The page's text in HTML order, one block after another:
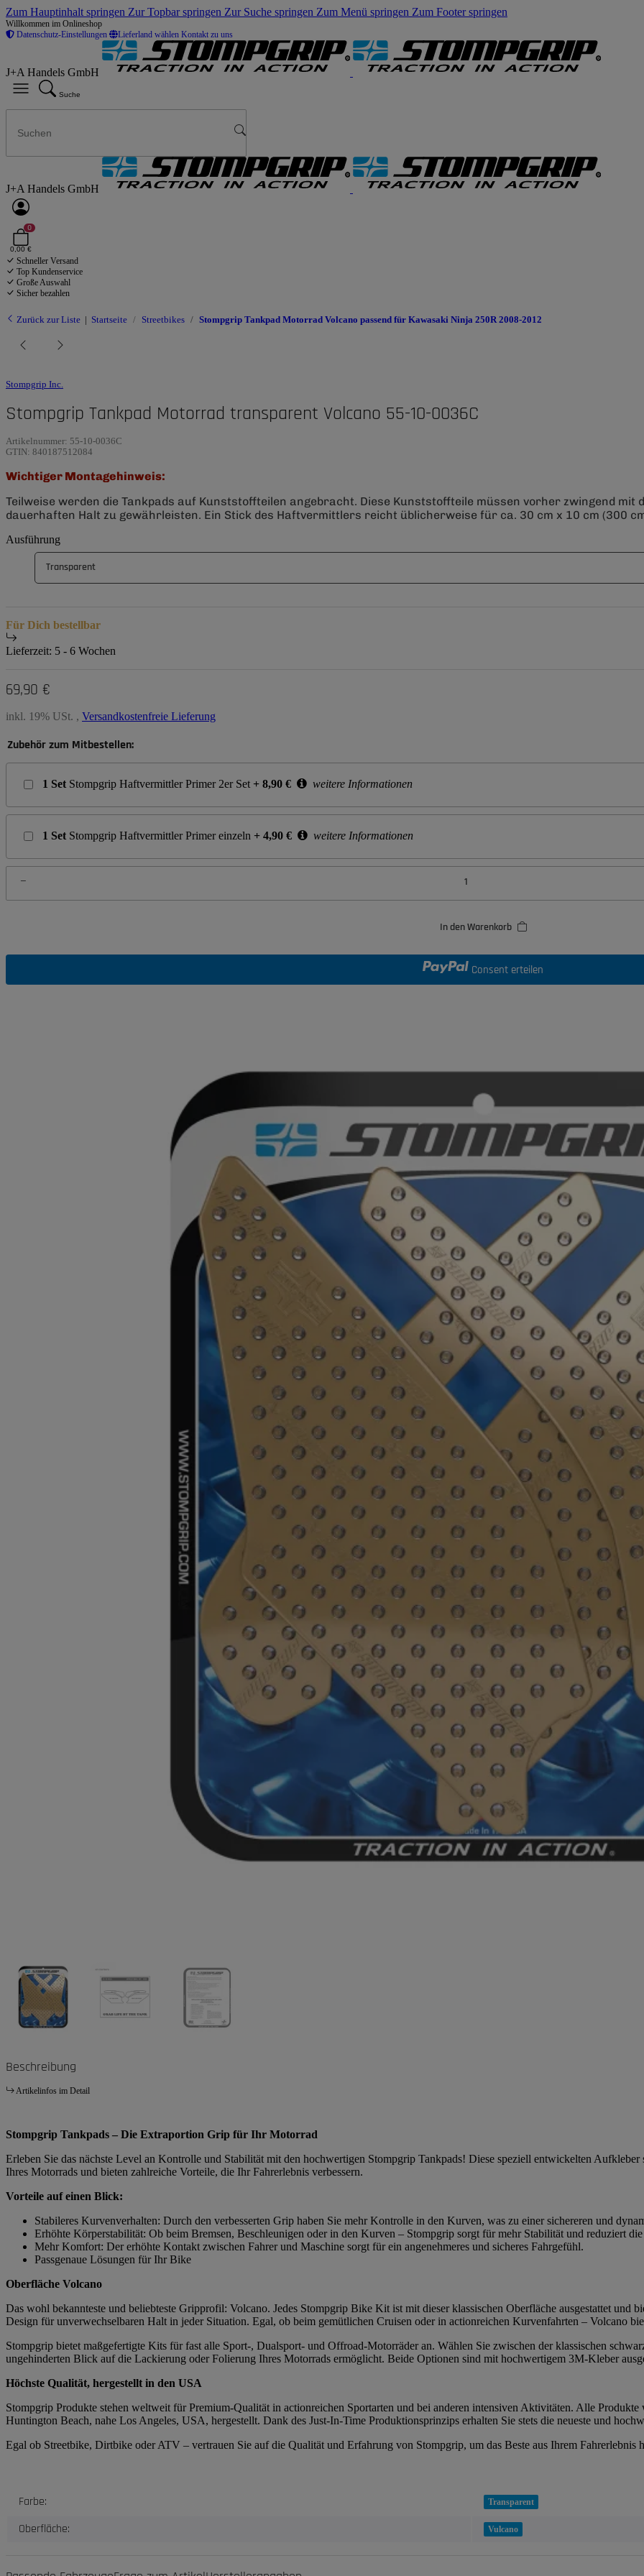
Zum Hauptinhalt springen Zur Topbar springen Zur Suche springen Zum Menü springen Zum Footer springen
Willkommen im Onlineshop
Datenschutz-Einstellungen
Lieferland wählen Kontakt zu uns
J+A Handels GmbH
Suche
J+A Handels GmbH
0
0,00 €
Schneller Versand
Top Kundenservice
Große Auswahl
Sicher bezahlen
Zurück zur Liste Startseite Streetbikes Stompgrip Tankpad Motorrad Volcano passend für Kawasaki Ninja 250R 2008-2012
Stompgrip Inc.
Stompgrip Tankpad Motorrad transparent Volcano 55-10-0036C
Artikelnummer: 55-10-0036C
GTIN: 840187512084
Wichtiger Montagehinweis:
Teilweise werden die Tankpads auf Kunststoffteilen angebracht. Diese Kunststoffteile müssen vorher zwingend
dauerhaften Halt zu gewährleisten. Ein Stick des Haftvermittlers reicht üblicherweise für ca. 30 cm x 10 cm (300
Ausführung
Transparent
Für Dich bestellbar
Lieferzeit: 5 - 6 Wochen
69,90 €
inkl. 19% USt. , Versandkostenfreie Lieferung
Zubehör zum Mitbestellen:
1 Set Stompgrip Haftvermittler Primer 2er Set + 8,90 € weitere Informationen
1 Set Stompgrip Haftvermittler Primer einzeln + 4,90 € weitere Informationen
In den Warenkorb
Consent erteilen
Beschreibung
Artikelinfos im Detail
Stompgrip Tankpads – Die Extraportion Grip für Ihr Motorrad
Erleben Sie das nächste Level an Kontrolle und Stabilität mit den hochwertigen Stompgrip Tankpads! Diese speziell entwickelten
Ihres Motorrads und bieten zahlreiche Vorteile, die Ihr Fahrerlebnis verbessern.
Vorteile auf einen Blick:
Stabileres Kurvenverhalten: Durch den verbesserten Grip haben Sie mehr Kontrolle in den Kurven, was zu einer sichereren und
Erhöhte Körperstabilität: Ob beim Bremsen, Beschleunigen oder in den Kurven – Stompgrip sorgt für mehr Stabilität und reduziert
Mehr Komfort: Der erhöhte Kontakt zwischen Fahrer und Maschine sorgt für ein angenehmeres und sicheres Fahrgefühl.
Passgenaue Lösungen für Ihr Bike
Oberfläche Volcano
Das wohl bekannteste und beliebteste Gripprofil: Volcano. Jedes Stompgrip Bike Kit ist mit dieser klassischen Oberfläche ausgestattet und
Design für unverwechselbaren Halt in jeder Situation. Egal, ob beim gemütlichen Cruisen oder in actionreichen Kurvenfahrten – Volcano
Stompgrip bietet maßgefertigte Kits für fast alle Sport-, Dualsport- und Offroad-Motorräder an. Wählen Sie zwischen der klassischen
ungehinderten Blick auf die Lackierung oder Folierung Ihres Motorrads ermöglicht. Beide Optionen sind mit hochwertigem 3M-Kleber
Höchste Qualität, hergestellt in den USA
Stompgrip Produkte stehen weltweit für Premium-Qualität in actionreichen Sportarten und bei anderen intensiven Aktivitäten. Alle
Huntington Beach, nahe Los Angeles, USA, hergestellt. Dank des Just-In-Time Produktionsprinzips erhalten Sie stets die neueste und
Egal ob Streetbike, Dirtbike oder ATV – vertrauen Sie auf die Qualität und Erfahrung von Stompgrip, um das Beste aus Ihrem Fahrerlebnis
Produkteigenschaft
Wert
Farbe: Transparent
Oberfläche: Vulcano